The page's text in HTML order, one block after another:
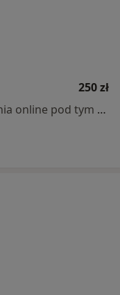
250 zł
Specjalista nie oferuje umawiania online pod tym adresem.